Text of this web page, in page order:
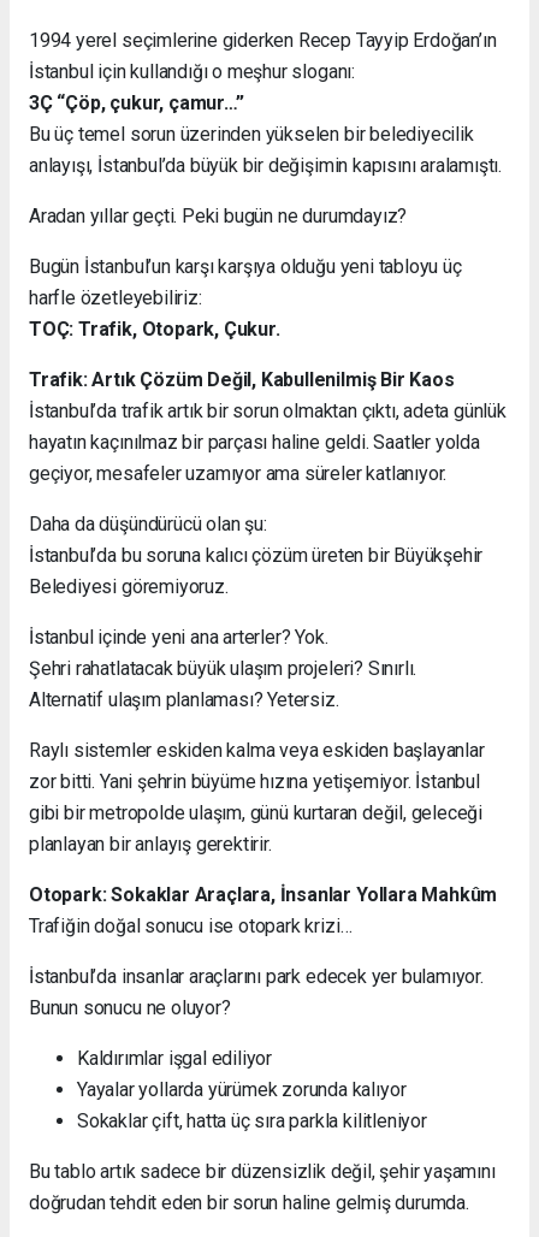
1994 yerel seçimlerine giderken Recep Tayyip Erdoğan’ın
İstanbul için kullandığı o meşhur sloganı:
3Ç “Çöp, çukur, çamur…”
Bu üç temel sorun üzerinden yükselen bir belediyecilik
anlayışı, İstanbul’da büyük bir değişimin kapısını aralamıştı.
Aradan yıllar geçti. Peki bugün ne durumdayız?
Bugün İstanbul’un karşı karşıya olduğu yeni tabloyu üç
harfle özetleyebiliriz:
TOÇ: Trafik, Otopark, Çukur.
Trafik: Artık Çözüm Değil, Kabullenilmiş Bir Kaos
İstanbul’da trafik artık bir sorun olmaktan çıktı, adeta günlük
hayatın kaçınılmaz bir parçası haline geldi. Saatler yolda
geçiyor, mesafeler uzamıyor ama süreler katlanıyor.
Daha da düşündürücü olan şu:
İstanbul’da bu soruna kalıcı çözüm üreten bir Büyükşehir
Belediyesi göremiyoruz.
İstanbul içinde yeni ana arterler? Yok.
Şehri rahatlatacak büyük ulaşım projeleri? Sınırlı.
Alternatif ulaşım planlaması? Yetersiz.
Raylı sistemler eskiden kalma veya eskiden başlayanlar
zor bitti. Yani şehrin büyüme hızına yetişemiyor. İstanbul
gibi bir metropolde ulaşım, günü kurtaran değil, geleceği
planlayan bir anlayış gerektirir.
Otopark: Sokaklar Araçlara, İnsanlar Yollara Mahkûm
Trafiğin doğal sonucu ise otopark krizi…
İstanbul’da insanlar araçlarını park edecek yer bulamıyor.
Bunun sonucu ne oluyor?
Kaldırımlar işgal ediliyor
Yayalar yollarda yürümek zorunda kalıyor
Sokaklar çift, hatta üç sıra parkla kilitleniyor
Bu tablo artık sadece bir düzensizlik değil, şehir yaşamını
doğrudan tehdit eden bir sorun haline gelmiş durumda.